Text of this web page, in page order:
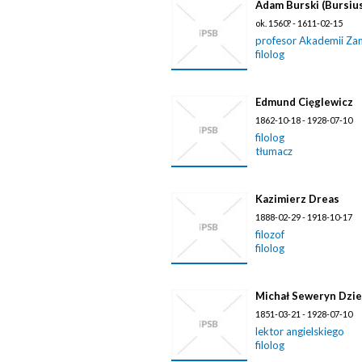
Adam Burski
ok. 1560? - 1611-02-15
profesor Akademii
filolog
Edmund Cięglewicz
1862-10-18 - 1928-07-10
filolog
tłumacz
Kazimierz Dreas
1888-02-29 - 1918-10-17
filozof
filolog
Michał Seweryn
1851-03-21 - 1928-07-10
lektor angielskiego
filolog